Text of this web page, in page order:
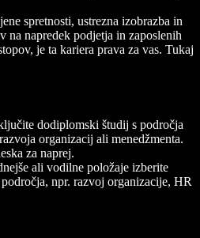
spretnosti, ustrezna izobrazba in
na napredek podjetja in zaposlenih
je ta kariera prava za vas. Tukaj
dodiplomski študij s področja
organizacij ali menedžmenta.
za naprej.
ali vodilne položaje izberite
npr. razvoj organizacije, HR